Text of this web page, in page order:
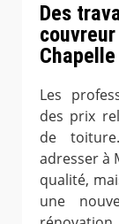
Des
Les
des prix
de
adresser à
qualité,
une